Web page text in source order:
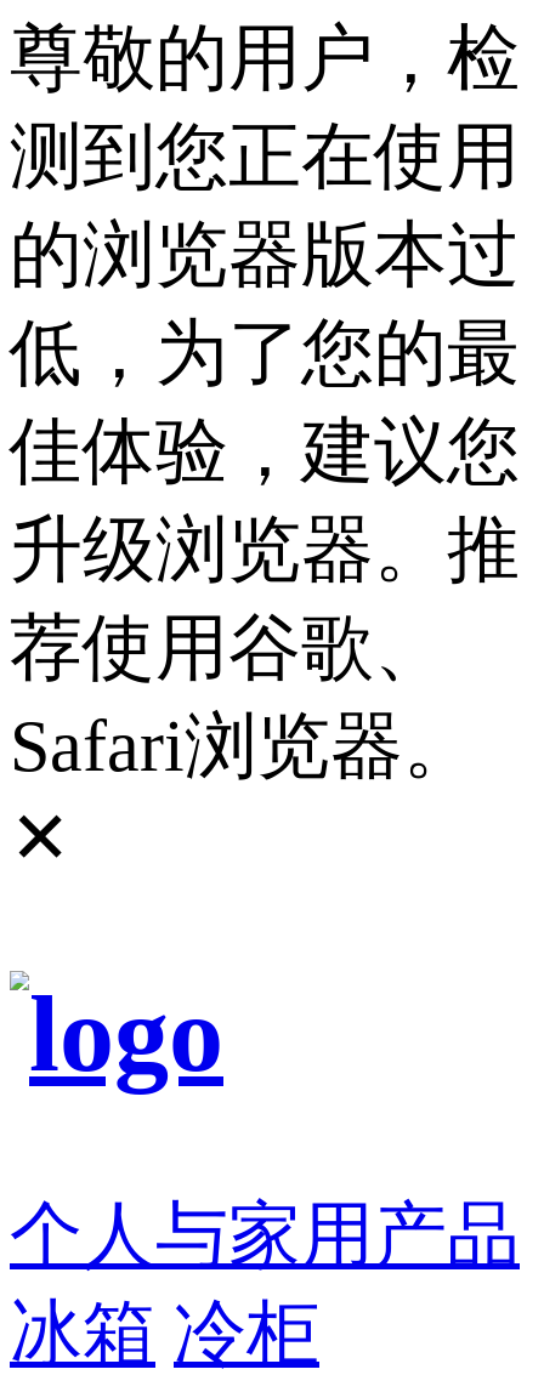
尊敬的用户，检
测到您正在使用
的浏览器版本过
低，为了您的最
佳体验，建议您
升级浏览器。推
荐使用谷歌、
Safari浏览器。
✕
个人与家用产品
冰箱 冷柜